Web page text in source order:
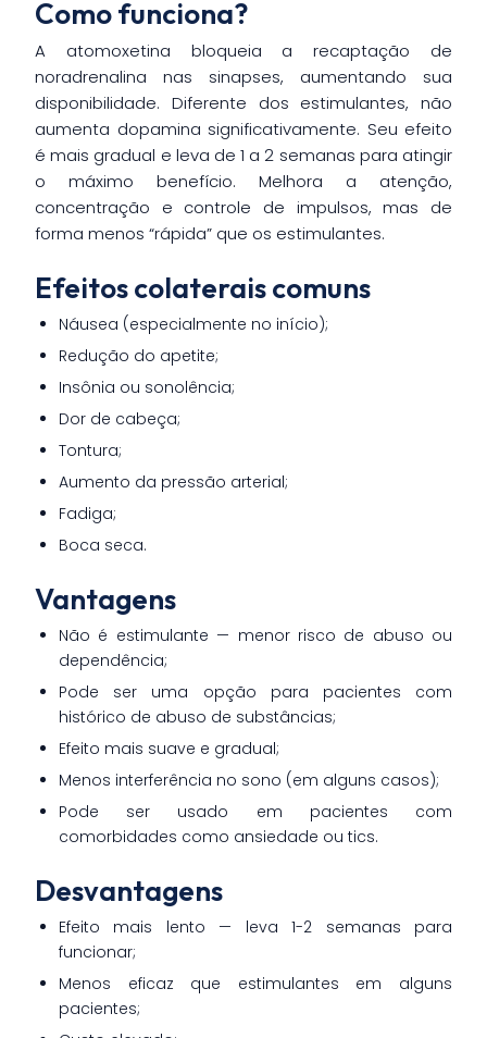
Como funciona?
A atomoxetina bloqueia a recaptação de
noradrenalina nas sinapses, aumentando sua
disponibilidade. Diferente dos estimulantes, não
aumenta dopamina significativamente. Seu efeito
é mais gradual e leva de 1 a 2 semanas para atingir
o máximo benefício. Melhora a atenção,
concentração e controle de impulsos, mas de
forma menos “rápida” que os estimulantes.
Efeitos colaterais comuns
Náusea (especialmente no início);
Redução do apetite;
Insônia ou sonolência;
Dor de cabeça;
Tontura;
Aumento da pressão arterial;
Fadiga;
Boca seca.
Vantagens
Não é estimulante — menor risco de abuso ou
dependência;
Pode ser uma opção para pacientes com
histórico de abuso de substâncias;
Efeito mais suave e gradual;
Menos interferência no sono (em alguns casos);
Pode ser usado em pacientes com
comorbidades como ansiedade ou tics.
Desvantagens
Efeito mais lento — leva 1-2 semanas para
funcionar;
Menos eficaz que estimulantes em alguns
pacientes;